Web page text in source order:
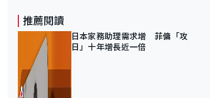
推薦閱讀
日本家務助理需求增 菲傭「攻
日」十年增長近一倍